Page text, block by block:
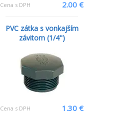
Cena s DPH 2.00 €
PVC zátka s vonkajším
závitom (1/4")
Cena s DPH 1.30 €